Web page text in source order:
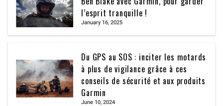
l’esprit tranquille !
January 16, 2025
Du GPS au SOS : inciter les motards
à plus de vigilance grâce à ces
conseils de sécurité et aux produits
Garmin
June 10, 2024